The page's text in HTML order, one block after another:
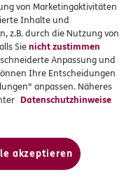
von Marketingaktivitäten
Inhalte und
z.B. durch die Nutzung von
Sienicht zustimmen
Anpassung und
Ihre Entscheidungen
anpassen. Näheres
Datenschutzhinweise
akzeptieren